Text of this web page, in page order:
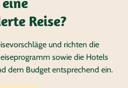
Reise?
und richten die
sowie die Hotels
dem Budget entsprechend ein.